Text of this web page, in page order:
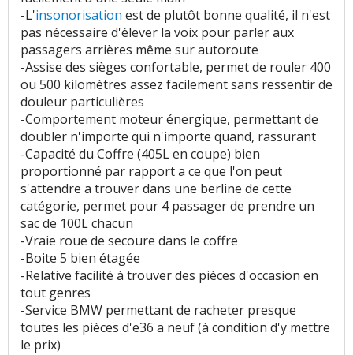
-L'insonorisation est de plutôt bonne qualité, il n'est
pas nécessaire d'élever la voix pour parler aux
passagers arrières même sur autoroute
-Assise des sièges confortable, permet de rouler 400
ou 500 kilomètres assez facilement sans ressentir de
douleur particulières
-Comportement moteur énergique, permettant de
doubler n'importe qui n'importe quand, rassurant
-Capacité du Coffre (405L en coupe) bien
proportionné par rapport a ce que l'on peut
s'attendre a trouver dans une berline de cette
catégorie, permet pour 4 passager de prendre un
sac de 100L chacun
-Vraie roue de secoure dans le coffre
-Boite 5 bien étagée
-Relative facilité à trouver des pièces d'occasion en
tout genres
-Service BMW permettant de racheter presque
toutes les pièces d'e36 a neuf (à condition d'y mettre
le prix)